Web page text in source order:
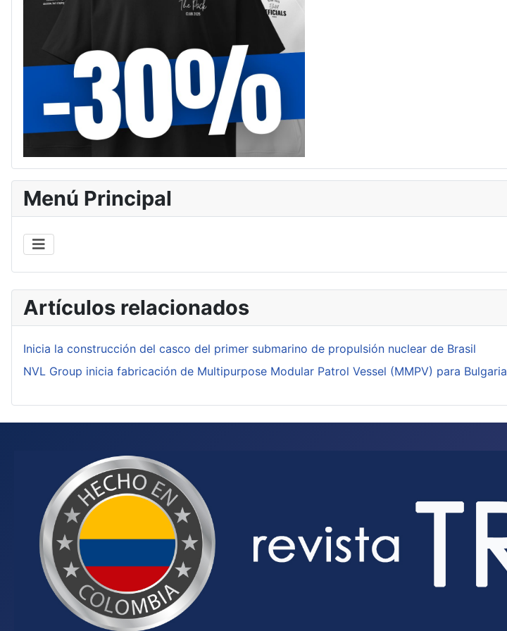
Menú Principal
Artículos relacionados
Inicia la construcción del casco del primer submarino de propulsión nuclear de Brasil
NVL Group inicia fabricación de Multipurpose Modular Patrol Vessel (MMPV) para Bulgaria